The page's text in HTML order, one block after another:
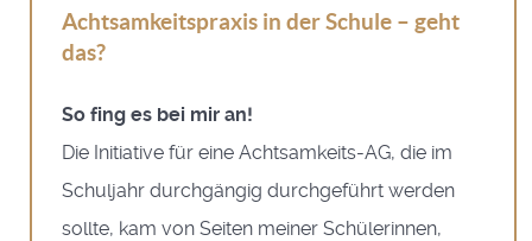
Achtsamkeitspraxis in der Schule – geht
das?
So fing es bei mir an!
Die Initiative für eine Achtsamkeits-AG, die im
Schuljahr durchgängig durchgeführt werden
sollte, kam von Seiten meiner Schülerinnen,